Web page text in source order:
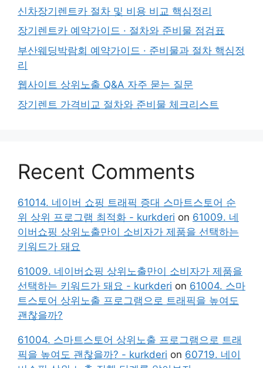
신차장기렌트카 절차 및 비용 비교 핵심정리
장기렌트카 예약가이드 · 절차와 준비물 점검표
부산웨딩박람회 예약가이드 · 준비물과 절차 핵심정
리
웹사이트 상위노출 Q&A 자주 묻는 질문
장기렌트 가격비교 절차와 준비물 체크리스트
Recent Comments
61014. 네이버 쇼핑 트래픽 증대 스마트스토어 순
위 상위 프로그램 최적화 - kurkderi on 61009. 네
이버쇼핑 상위노출만이 소비자가 제품을 선택하는
키워드가 돼요
61009. 네이버쇼핑 상위노출만이 소비자가 제품을
선택하는 키워드가 돼요 - kurkderi on 61004. 스마
트스토어 상위노출 프로그램으로 트래픽을 높여도
괜찮을까?
61004. 스마트스토어 상위노출 프로그램으로 트래
픽을 높여도 괜찮을까? - kurkderi on 60719. 네이